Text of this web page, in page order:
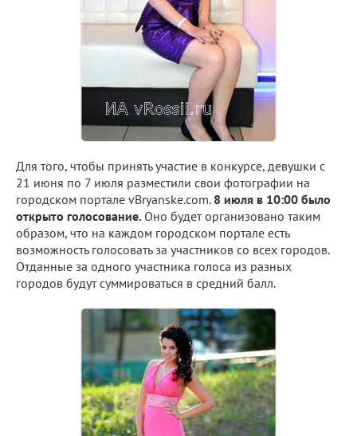
Для того, чтобы принять участие в конкурсе, девушки с
21 июня по 7 июля разместили свои фотографии на
городском портале vBryanske.com. 8 июля в 10:00 было
открыто голосование. Оно будет организовано таким
образом, что на каждом городском портале есть
возможность голосовать за участников со всех городов.
Отданные за одного участника голоса из разных
городов будут суммироваться в средний балл.